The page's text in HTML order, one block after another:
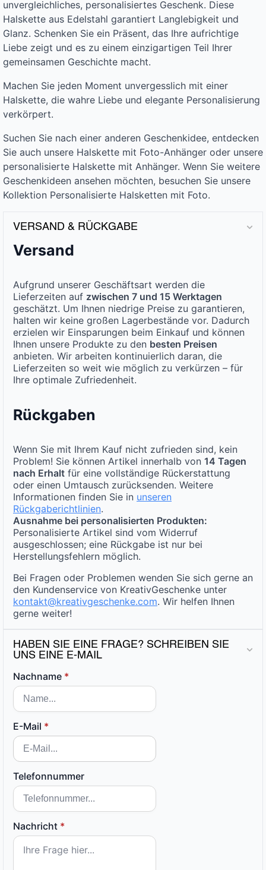
unvergleichliches, personalisiertes Geschenk. Diese
Halskette aus Edelstahl garantiert Langlebigkeit und
Glanz. Schenken Sie ein Präsent, das Ihre aufrichtige
Liebe zeigt und es zu einem einzigartigen Teil Ihrer
gemeinsamen Geschichte macht.
Machen Sie jeden Moment unvergesslich mit einer
Halskette, die wahre Liebe und elegante Personalisierung
verkörpert.
Suchen Sie nach einer anderen Geschenkidee, entdecken
Sie auch unsere Halskette mit Foto-Anhänger oder unsere
personalisierte Halskette mit Anhänger. Wenn Sie weitere
Geschenkideen ansehen möchten, besuchen Sie unsere
Kollektion Personalisierte Halsketten mit Foto.
VERSAND & RÜCKGABE
Versand
Aufgrund unserer Geschäftsart werden die
Lieferzeiten auf zwischen 7 und 15 Werktagen
geschätzt. Um Ihnen niedrige Preise zu garantieren,
halten wir keine großen Lagerbestände vor. Dadurch
erzielen wir Einsparungen beim Einkauf und können
Ihnen unsere Produkte zu den besten Preisen
anbieten. Wir arbeiten kontinuierlich daran, die
Lieferzeiten so weit wie möglich zu verkürzen – für
Ihre optimale Zufriedenheit.
Rückgaben
Wenn Sie mit Ihrem Kauf nicht zufrieden sind, kein
Problem! Sie können Artikel innerhalb von 14 Tagen
nach Erhalt für eine vollständige Rückerstattung
oder einen Umtausch zurücksenden. Weitere
Informationen finden Sie in unseren
Rückgaberichtlinien.
Ausnahme bei personalisierten Produkten:
Personalisierte Artikel sind vom Widerruf
ausgeschlossen; eine Rückgabe ist nur bei
Herstellungsfehlern möglich.
Bei Fragen oder Problemen wenden Sie sich gerne an
den Kundenservice von KreativGeschenke unter
kontakt@kreativgeschenke.com. Wir helfen Ihnen
gerne weiter!
HABEN SIE EINE FRAGE? SCHREIBEN SIE
UNS EINE E-MAIL
Nachname *
E-Mail *
Telefonnummer
Nachricht *